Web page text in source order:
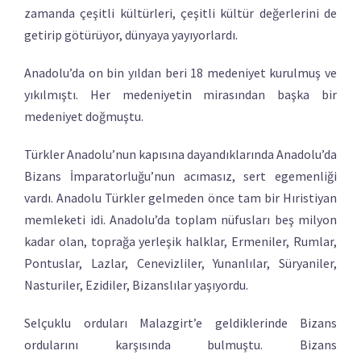
zamanda çeşitli kültürleri, çeşitli kültür değerlerini de
getirip götürüyor, dünyaya yayıyorlardı.
Anadolu’da on bin yıldan beri 18 medeniyet kurulmuş ve
yıkılmıştı. Her medeniyetin mirasından başka bir
medeniyet doğmuştu.
Türkler Anadolu’nun kapısına dayandıklarında Anadolu’da
Bizans İmparatorluğu’nun acımasız, sert egemenliği
vardı. Anadolu Türkler gelmeden önce tam bir Hıristiyan
memleketi idi. Anadolu’da toplam nüfusları beş milyon
kadar olan, toprağa yerleşik halklar, Ermeniler, Rumlar,
Pontuslar, Lazlar, Cenevizliler, Yunanlılar, Süryaniler,
Nasturiler, Ezidiler, Bizanslılar yaşıyordu.
Selçuklu orduları Malazgirt’e geldiklerinde Bizans
ordularını karşısında bulmuştu. Bizans